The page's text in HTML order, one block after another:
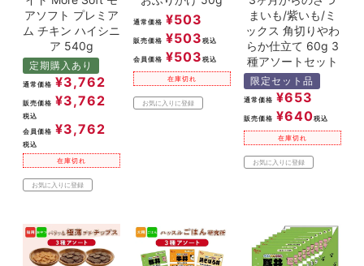
アソフト プレミア
ム チキン ハイシニ
ア 540g
定期購入あり
通常価格 ¥3,762
販売価格 ¥3,762
税込
会員価格 ¥3,762
税込
在庫切れ
お気に入りに登録
通常価格 ¥503
販売価格 ¥503 税込
会員価格 ¥503 税込
在庫切れ
お気に入りに登録
まいも/紫いも/ミ
ックス 角切りやわ
らか仕立て 60g 3
種アソートセット
限定セット品
通常価格 ¥653
販売価格 ¥640税込
在庫切れ
お気に入りに登録